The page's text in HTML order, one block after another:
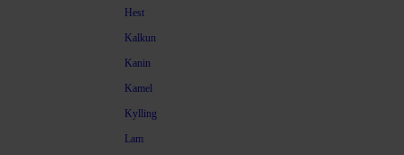
Hest
Kalkun
Kanin
Kamel
Kylling
Lam